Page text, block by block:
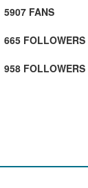
5907 FANS
665 FOLLOWERS
958 FOLLOWERS